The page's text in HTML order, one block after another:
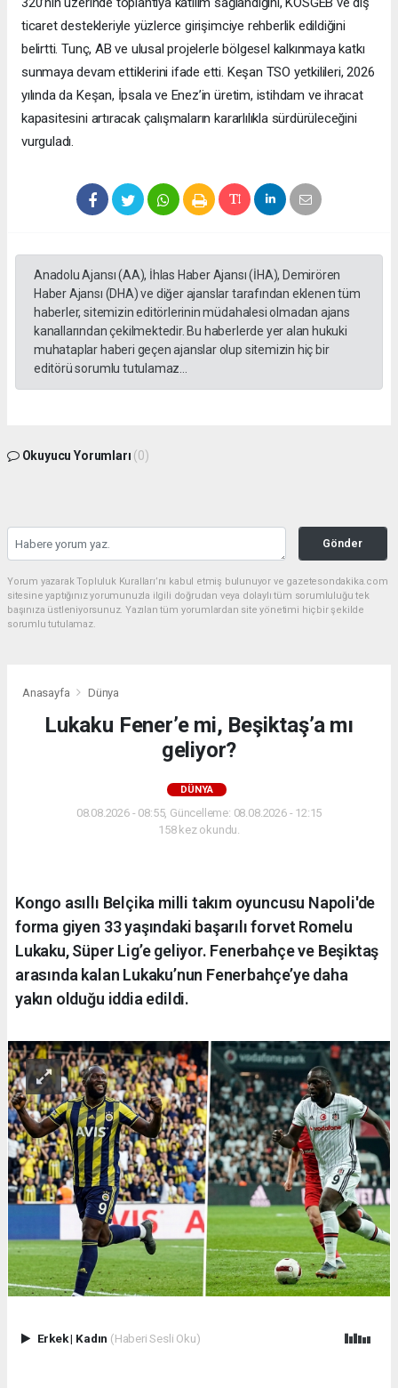
ticaret destekleriyle yüzlerce girişimciye rehberlik edildiğini
belirtti. Tunç, AB ve ulusal projelerle bölgesel kalkınmaya katkı
sunmaya devam ettiklerini ifade etti. Keşan TSO yetkilileri, 2026
yılında da Keşan, İpsala ve Enez’in üretim, istihdam ve ihracat
kapasitesini artıracak çalışmaların kararlılıkla sürdürüleceğini
vurguladı.
Anadolu Ajansı (AA), İhlas Haber Ajansı (İHA), Demirören
Haber Ajansı (DHA) ve diğer ajanslar tarafından eklenen tüm
haberler, sitemizin editörlerinin müdahalesi olmadan ajans
kanallarından çekilmektedir. Bu haberlerde yer alan hukuki
muhataplar haberi geçen ajanslar olup sitemizin hiç bir
editörü sorumlu tutulamaz...
Okuyucu Yorumları (0)
Gönder
Yorum yazarak Topluluk Kuralları’nı kabul etmiş bulunuyor ve gazetesondakika.com
sitesine yaptığınız yorumunuzla ilgili doğrudan veya dolaylı tüm sorumluluğu tek
başınıza üstleniyorsunuz. Yazılan tüm yorumlardan site yönetimi hiçbir şekilde
sorumlu tutulamaz.
Anasayfa Dünya
Lukaku Fener’e mi, Beşiktaş’a mı
geliyor?
DÜNYA
08.08.2026 - 08:55, Güncelleme: 08.08.2026 - 12:15
158 kez okundu.
Kongo asıllı Belçika milli takım oyuncusu Napoli'de
forma giyen 33 yaşındaki başarılı forvet Romelu
Lukaku, Süper Lig’e geliyor. Fenerbahçe ve Beşiktaş
arasında kalan Lukaku’nun Fenerbahçe’ye daha
yakın olduğu iddia edildi.
Erkek| Kadın (Haberi Sesli Oku)